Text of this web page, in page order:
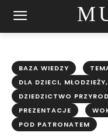
BAZA WIEDZY
DLA DZIECI,
DZIEDZICTWO
PREZENTACJE
POD PATRONATEM